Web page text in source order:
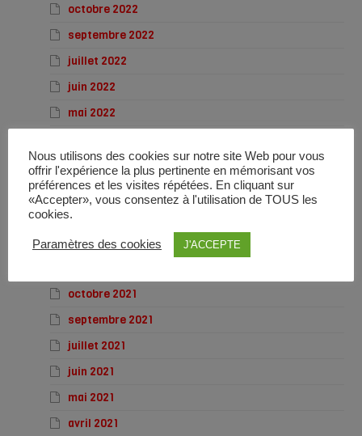
octobre 2022
septembre 2022
juillet 2022
juin 2022
mai 2022
mars 2022
février 2022
janvier 2022
décembre 2021
octobre 2021
septembre 2021
juillet 2021
juin 2021
mai 2021
avril 2021
Nous utilisons des cookies sur notre site Web pour vous
offrir l'expérience la plus pertinente en mémorisant vos
préférences et les visites répétées. En cliquant sur
«Accepter», vous consentez à l'utilisation de TOUS les
cookies.
Paramètres des cookies J'ACCEPTE